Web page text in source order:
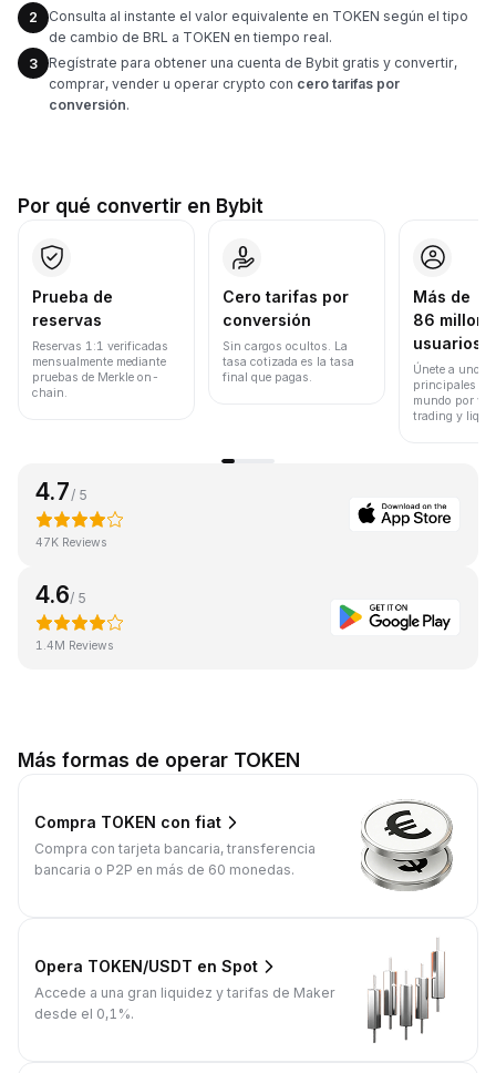
2
Consulta al instante el valor equivalente en TOKEN según el tipo
de cambio de BRL a TOKEN en tiempo real.
3
Regístrate para obtener una cuenta de Bybit gratis y convertir,
comprar, vender u operar crypto con cero tarifas por
conversión.
Por qué convertir en Bybit
Prueba de
reservas
Reservas 1:1 verificadas
mensualmente mediante
pruebas de Merkle on-
chain.
Cero tarifas por
conversión
Sin cargos ocultos. La
tasa cotizada es la tasa
final que pagas.
Más de
86
usuarios
Únete a uno
principales
mundo por
trading y
4.7 / 5
47K Reviews
4.6/ 5
1.4M Reviews
Más formas de operar TOKEN
Compra TOKEN con fiat
Compra con tarjeta bancaria, transferencia
bancaria o P2P en más de 60 monedas.
Opera TOKEN/USDT en Spot
Accede a una gran liquidez y tarifas de Maker
desde el 0,1%.